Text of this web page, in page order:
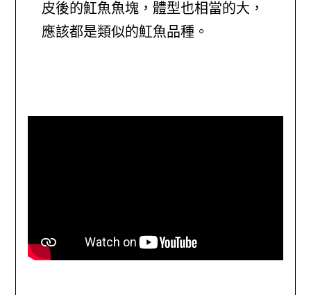
皮後的魟魚魚塊，體型也相當的大，
應該都是類似的魟魚品種。